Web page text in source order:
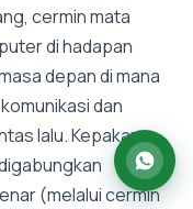
cermin mata
di hadapan
depan di mana
dan
lalu. Kepakaran
(melalui cermin